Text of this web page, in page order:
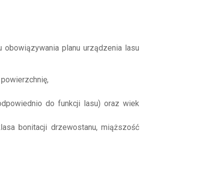
planu urządzenia lasu
do funkcji lasu) oraz wiek
bonitacji drzewostanu, miąższość